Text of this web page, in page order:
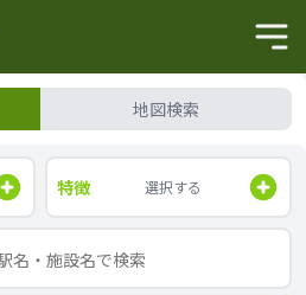
地図検索
特徴 選択する